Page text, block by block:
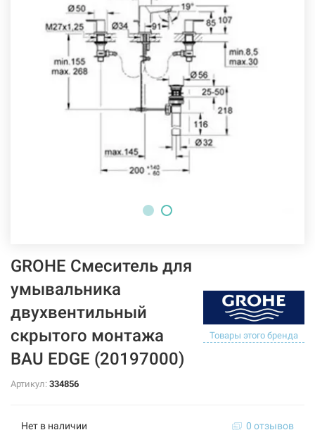
GROHE Смеситель для
умывальника
двухвентильный
скрытого монтажа
BAU EDGE (20197000)
Товары этого бренда
Артикул: 334856
Нет в наличии
0 отзывов